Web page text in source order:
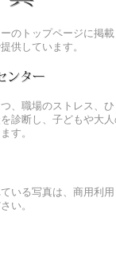
のトップページに掲
供しています。
、職場のストレス、
診断し、子どもや大
す。
いる写真は、商用利
い。